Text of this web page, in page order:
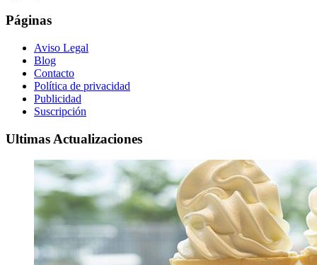
Páginas
Aviso Legal
Blog
Contacto
Política de privacidad
Publicidad
Suscripción
Ultimas Actualizaciones